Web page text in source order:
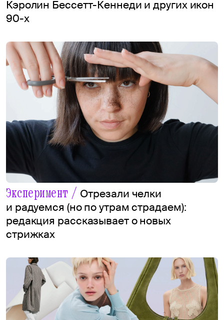
Кэролин Бессетт-Кеннеди и других икон
90-х
Эксперимент / Отрезали челки
и радуемся (но по утрам страдаем):
редакция рассказывает о новых
стрижках